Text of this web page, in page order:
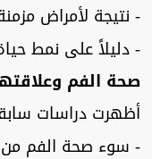
- نتيجة لأمراض
- دليلاً على نمط
صحة الفم
أظهرت دراسات
- سوء صحة الفم